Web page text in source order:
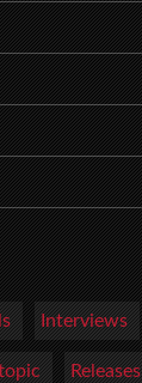
Interviews
Releases